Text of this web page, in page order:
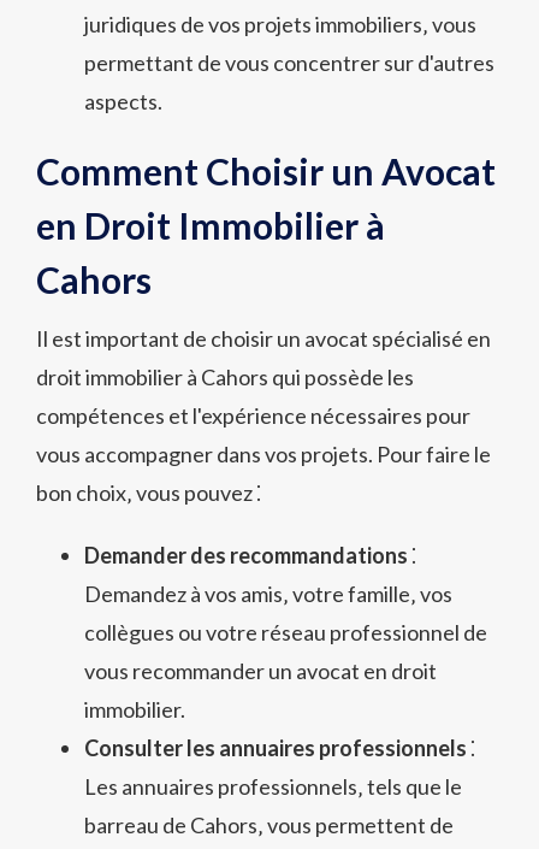
juridiques de vos projets immobiliers‚ vous
permettant de vous concentrer sur d'autres
aspects.
Comment Choisir un Avocat
en Droit Immobilier à
Cahors
Il est important de choisir un avocat spécialisé en
droit immobilier à Cahors qui possède les
compétences et l'expérience nécessaires pour
vous accompagner dans vos projets. Pour faire le
bon choix‚ vous pouvez ⁚
Demander des recommandations ⁚
Demandez à vos amis‚ votre famille‚ vos
collègues ou votre réseau professionnel de
vous recommander un avocat en droit
immobilier.
Consulter les annuaires professionnels ⁚
Les annuaires professionnels‚ tels que le
barreau de Cahors‚ vous permettent de